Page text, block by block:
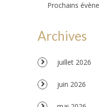
Archives
juillet 2026
juin 2026